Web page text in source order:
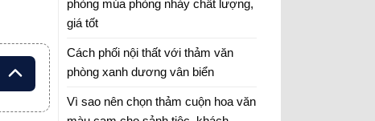
phòng múa phòng nhảy chất lượng,
giá tốt
Cách phối nội thất với thảm văn
phòng xanh dương vân biển
Vì sao nên chọn thảm cuộn hoa văn